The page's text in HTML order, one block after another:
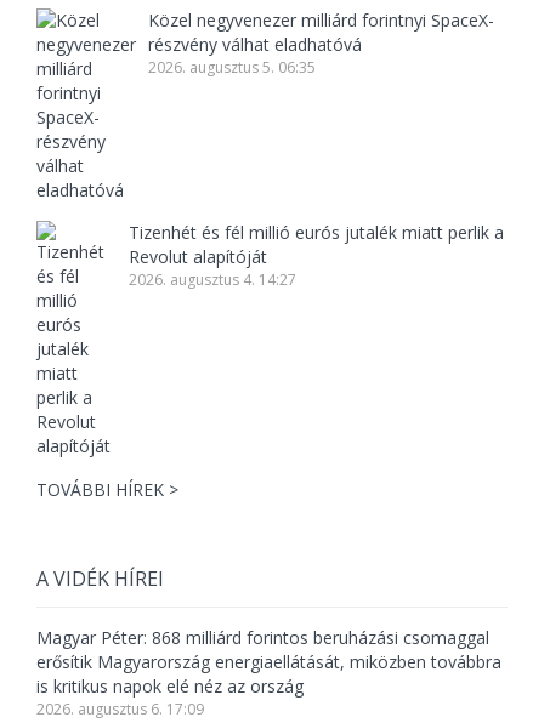
Közel negyvenezer milliárd forintnyi SpaceX-
részvény válhat eladhatóvá
2026. augusztus 5. 06:35
Tizenhét és fél millió eurós jutalék miatt perlik a
Revolut alapítóját
2026. augusztus 4. 14:27
TOVÁBBI HÍREK >
A VIDÉK HÍREI
Magyar Péter: 868 milliárd forintos beruházási csomaggal
erősítik Magyarország energiaellátását, miközben továbbra
is kritikus napok elé néz az ország
2026. augusztus 6. 17:09